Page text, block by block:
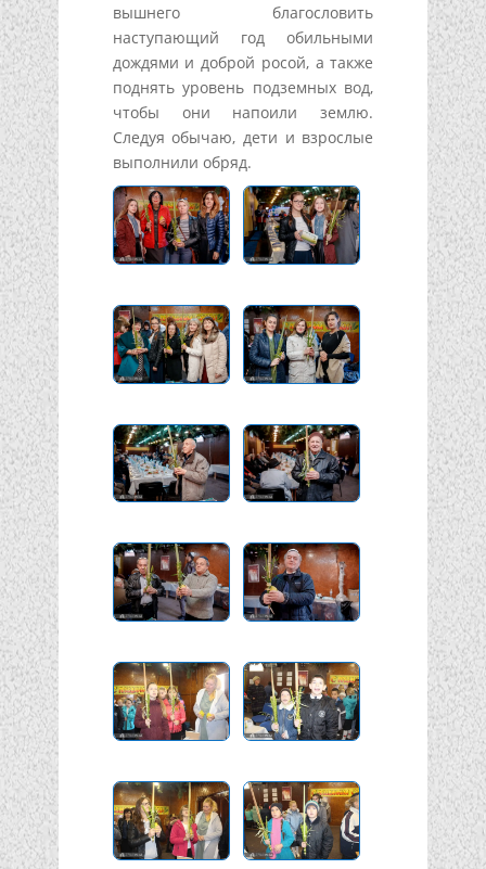
вышнего благословить
наступающий год обильными
дождями и доброй росой, а также
поднять уровень подземных вод,
чтобы они напоили землю.
Следуя обычаю, дети и взрослые
выполнили обряд.